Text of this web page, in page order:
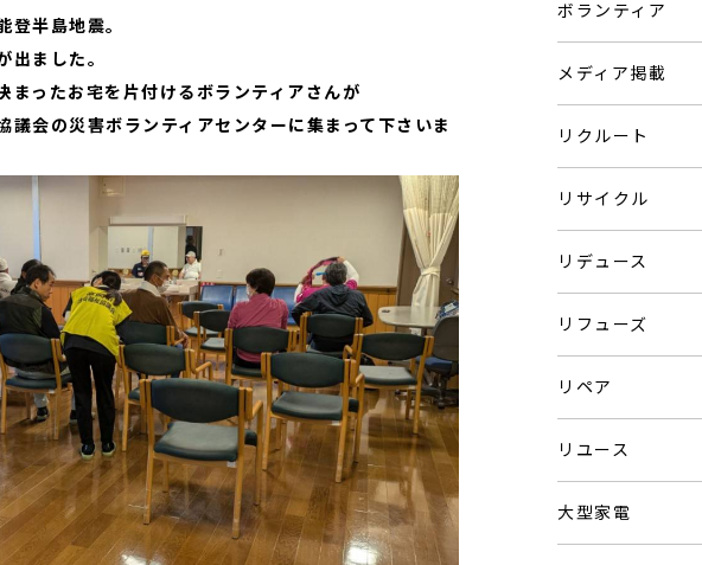
登半島地震。
出ました。
まったお宅を片付けるボランティアさんが
議会の災害ボランティアセンターに集まって下さいま
ボランティア
メディア掲載
リクルート
リサイクル
リデュース
リフューズ
リペア
リユース
大型家電